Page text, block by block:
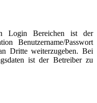
Login Bereichen ist der
Benutzername/Passwort
Dritte weiterzugeben. Bei
ist der Betreiber zu